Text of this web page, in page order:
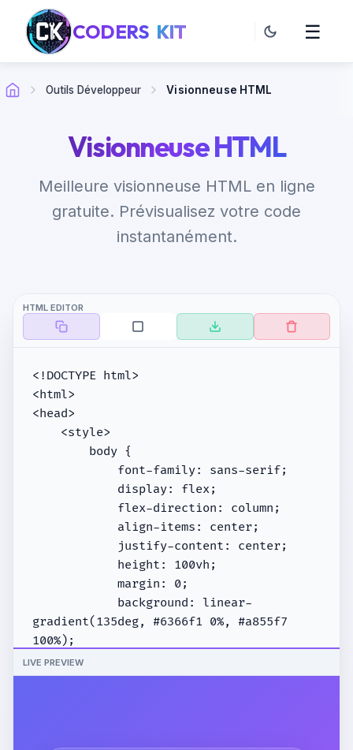
CODERS KIT ☰
Outils Développeur Visionneuse HTML
Visionneuse HTML
Meilleure visionneuse HTML en ligne
gratuite. Prévisualisez votre code
instantanément.
HTML EDITOR
LIVE PREVIEW